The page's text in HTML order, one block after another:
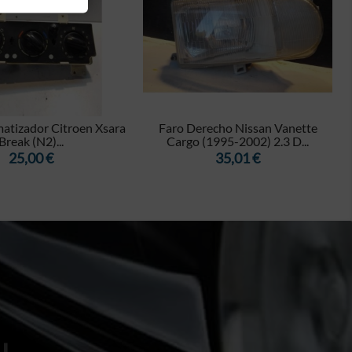
Citroen Xsara
Break (N2)...
Precio
25,00 €
Faro Derecho Nissan Vanette
Cargo (1995-2002) 2.3 D...
Precio
35,01 €
